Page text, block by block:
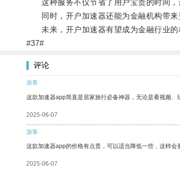
这种服务不仅节省了用户宝贵的时间，
同时，开户加速器还能为金融机构带来
未来，开户加速器有望成为金融行业的
#37#
评论
游客
这款加速器app简直是居家旅行必备神器，无论是看视频
2025-06-07
游客
这款加速器app的价格有点贵，可以适当降低一些，这样会
2025-06-07